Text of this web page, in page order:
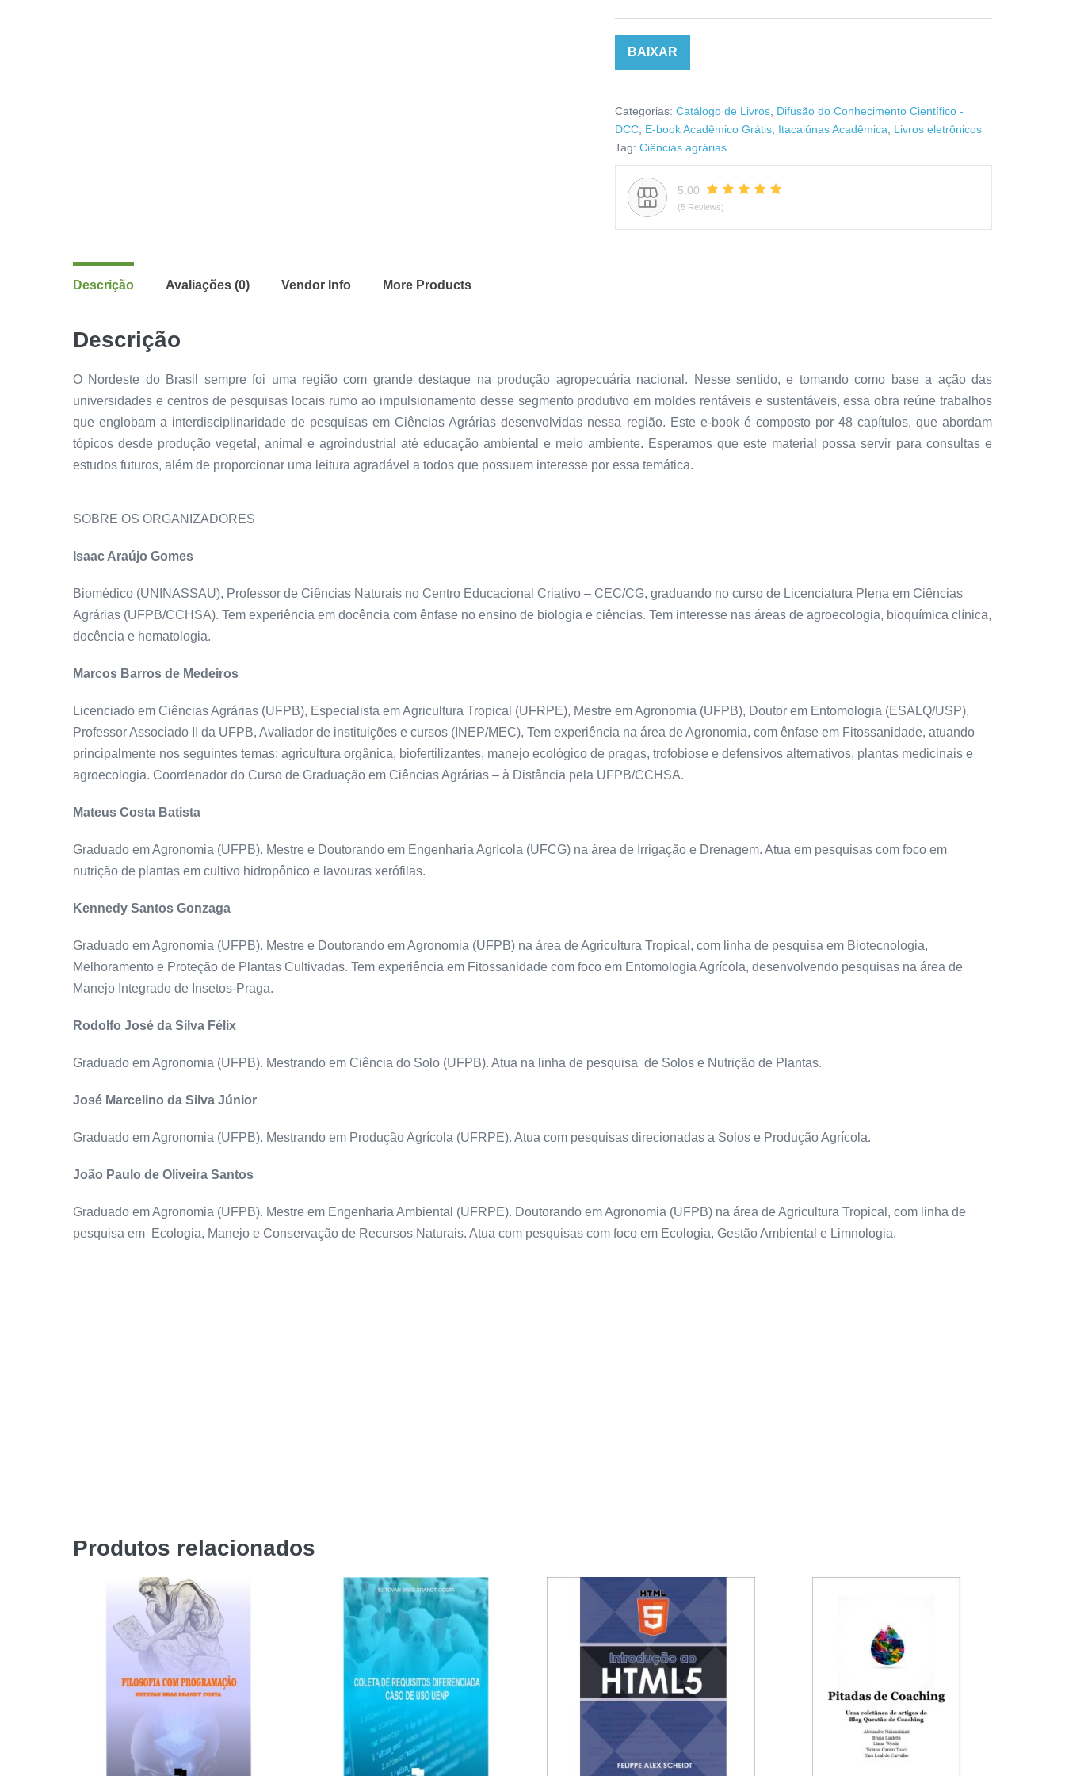
BAIXAR
Categorias:Catálogo de Livros Difusão do Conhecimento Científico -
DCC E-book Acadêmico Grátis Itacaiúnas Acadêmica
Livros eletrônicos
Tag:Ciências agrárias
5.00
(5 Reviews)
Descrição Avaliações (0) Vendor Info More Products
Descrição
O Nordeste do Brasil sempre foi uma região com grande destaque na produção agropecuária nacional. Nesse sentido, e tomando como base a ação das
universidades e centros de pesquisas locais rumo ao impulsionamento desse segmento produtivo em moldes rentáveis e sustentáveis, essa obra reúne trabalhos
que englobam a interdisciplinaridade de pesquisas em Ciências Agrárias desenvolvidas nessa região. Este e-book é composto por 48 capítulos, que abordam
tópicos desde produção vegetal, animal e agroindustrial até educação ambiental e meio ambiente. Esperamos que este material possa servir para consultas e
estudos futuros, além de proporcionar uma leitura agradável a todos que possuem interesse por essa temática.
SOBRE OS ORGANIZADORES
Isaac Araújo Gomes
Biomédico (UNINASSAU), Professor de Ciências Naturais no Centro Educacional Criativo – CEC/CG, graduando no curso de Licenciatura Plena em Ciências
Agrárias (UFPB/CCHSA). Tem experiência em docência com ênfase no ensino de biologia e ciências. Tem interesse nas áreas de agroecologia, bioquímica clínica,
docência e hematologia.
Marcos Barros de Medeiros
Licenciado em Ciências Agrárias (UFPB), Especialista em Agricultura Tropical (UFRPE), Mestre em Agronomia (UFPB), Doutor em Entomologia (ESALQ/USP),
Professor Associado II da UFPB, Avaliador de instituições e cursos (INEP/MEC), Tem experiência na área de Agronomia, com ênfase em Fitossanidade, atuando
principalmente nos seguintes temas: agricultura orgânica, biofertilizantes, manejo ecológico de pragas, trofobiose e defensivos alternativos, plantas medicinais e
agroecologia. Coordenador do Curso de Graduação em Ciências Agrárias – à Distância pela UFPB/CCHSA.
Mateus Costa Batista
Graduado em Agronomia (UFPB). Mestre e Doutorando em Engenharia Agrícola (UFCG) na área de Irrigação e Drenagem. Atua em pesquisas com foco em
nutrição de plantas em cultivo hidropônico e lavouras xerófilas.
Kennedy Santos Gonzaga
Graduado em Agronomia (UFPB). Mestre e Doutorando em Agronomia (UFPB) na área de Agricultura Tropical, com linha de pesquisa em Biotecnologia,
Melhoramento e Proteção de Plantas Cultivadas. Tem experiência em Fitossanidade com foco em Entomologia Agrícola, desenvolvendo pesquisas na área de
Manejo Integrado de Insetos-Praga.
Rodolfo José da Silva Félix
Graduado em Agronomia (UFPB). Mestrando em Ciência do Solo (UFPB). Atua na linha de pesquisa de Solos e Nutrição de Plantas.
José Marcelino da Silva Júnior
Graduado em Agronomia (UFPB). Mestrando em Produção Agrícola (UFRPE). Atua com pesquisas direcionadas a Solos e Produção Agrícola.
João Paulo de Oliveira Santos
Graduado em Agronomia (UFPB). Mestre em Engenharia Ambiental (UFRPE). Doutorando em Agronomia (UFPB) na área de Agricultura Tropical, com linha de
pesquisa em Ecologia, Manejo e Conservação de Recursos Naturais. Atua com pesquisas com foco em Ecologia, Gestão Ambiental e Limnologia.
Produtos relacionados